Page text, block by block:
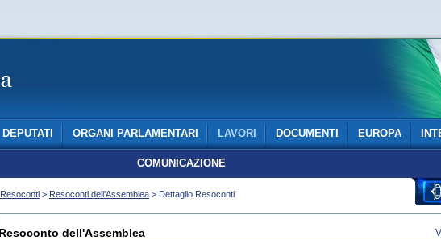
DEPUTATI ORGANI PARLAMENTARI LAVORI DOCUMENTI EUROPA
COMUNICAZIONE
Resoconti > Resoconti dell'Assemblea > Dettaglio Resoconti
Resoconto dell'Assemblea